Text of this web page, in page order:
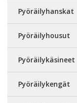
Pyöräilyhanskat
Pyöräilyhousut
Pyöräilykäsineet
Pyöräilykengät